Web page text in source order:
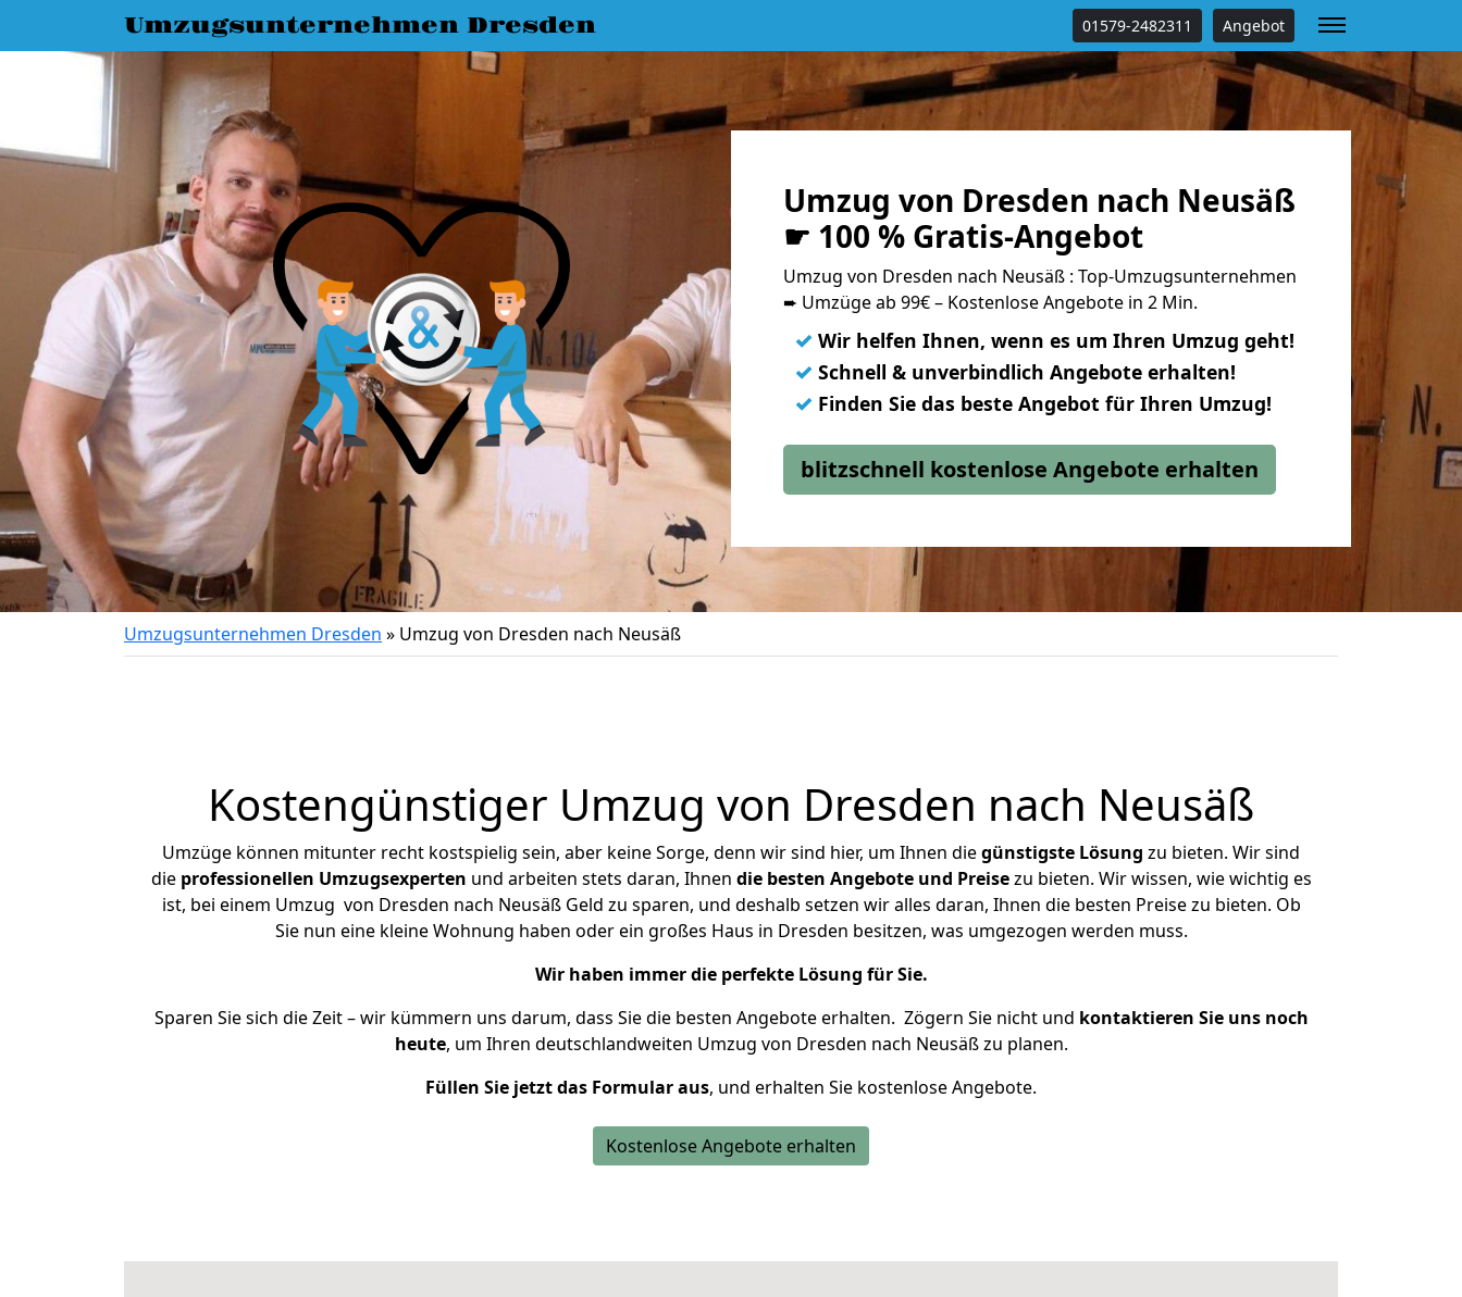
Umzugsunternehmen Dresden 01579-2482311 Angebot
Umzug von Dresden nach Neusäß
☛ 100 % Gratis-Angebot
Umzug von Dresden nach Neusäß : Top-Umzugsunternehmen
➨ Umzüge ab 99€ – Kostenlose Angebote in 2 Min.
✓ Wir helfen Ihnen, wenn es um Ihren Umzug geht!
✓ Schnell & unverbindlich Angebote erhalten!
✓ Finden Sie das beste Angebot für Ihren Umzug!
blitzschnell kostenlose Angebote erhalten
Umzugsunternehmen Dresden » Umzug von Dresden nach Neusäß
Kostengünstiger Umzug von Dresden nach Neusäß
Umzüge können mitunter recht kostspielig sein, aber keine Sorge, denn wir sind hier, um Ihnen diegünstigste Lösung zu bieten. Wir sind
die professionellen Umzugsexperten und arbeiten stets daran, Ihnen die besten Angebote und Preisezu bieten. Wir wissen, wie wichtig es
ist, bei einem Umzug von Dresden nach Neusäß Geld zu sparen, und deshalb setzen wir alles daran, Ihnen die besten Preise zu bieten. Ob
Sie nun eine kleine Wohnung haben oder ein großes Haus in Dresden besitzen, was umgezogen werden muss.
Wir haben immer die perfekte Lösung für Sie.
Sparen Sie sich die Zeit – wir kümmern uns darum, dass Sie die besten Angebote erhalten. Zögern Sie nicht und kontaktieren Sie uns noch
heute, um Ihren deutschlandweiten Umzug von Dresden nach Neusäß zu planen.
Füllen Sie jetzt das Formular aus, und erhalten Sie kostenlose Angebote.
Kostenlose Angebote erhalten